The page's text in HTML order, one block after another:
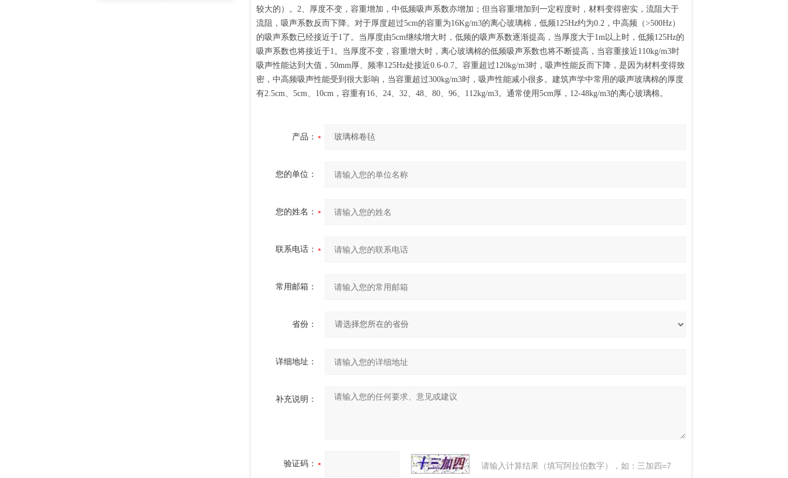
较大的）。2、厚度不变，容重增加，中低频吸声系数亦增加；但当容重增加到一定程度时，材料变得密实，流阻大于
流阻，吸声系数反而下降。对于厚度超过5cm的容重为16Kg/m3的离心玻璃棉，低频125Hz约为0.2，中高频（>500Hz）
的吸声系数已经接近于1了。当厚度由5cm继续增大时，低频的吸声系数逐渐提高，当厚度大于1m以上时，低频125Hz的
吸声系数也将接近于1。当厚度不变，容重增大时，离心玻璃棉的低频吸声系数也将不断提高，当容重接近110kg/m3时
吸声性能达到大值，50mm厚、频率125Hz处接近0.6-0.7。容重超过120kg/m3时，吸声性能反而下降，是因为材料变得致
密，中高频吸声性能受到很大影响，当容重超过300kg/m3时，吸声性能减小很多。建筑声学中常用的吸声玻璃棉的厚度
有2.5cm、5cm、10cm，容重有16、24、32、48、80、96、112kg/m3。通常使用5cm厚，12-48kg/m3的离心玻璃棉。
产品：
您的单位：
您的姓名：
联系电话：
常用邮箱：
省份：
详细地址：
补充说明：
验证码： 请输入计算结果（填写阿拉伯数字），如：三加四=7